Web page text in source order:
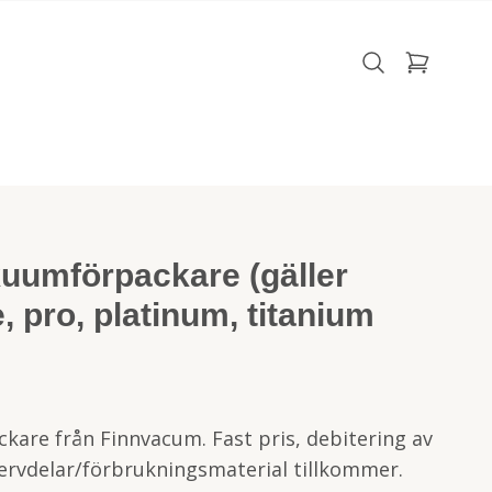
(gäller
pro, platinum, titanium
från Finnvacum. Fast pris, debitering av
förbrukningsmaterial tillkommer.